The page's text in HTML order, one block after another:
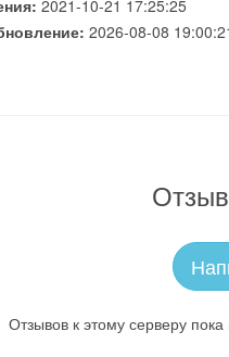
2021-10-21 17:25:25
2026-08-08
Отзывов к этому серверу